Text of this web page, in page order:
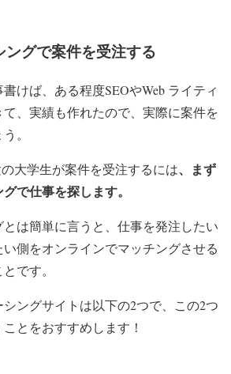
ングで案件を受注する
けば、ある程度SEOやWeb ライティ
、実績も作れたので、実際に案件を
。
大学生が案件を受注するには、まず
で仕事を探します。
は簡単に言うと、仕事を発注したい
側をオンラインでマッチングさせる
です。
ングサイトは以下の2つで、この2つ
とをおすすめします！